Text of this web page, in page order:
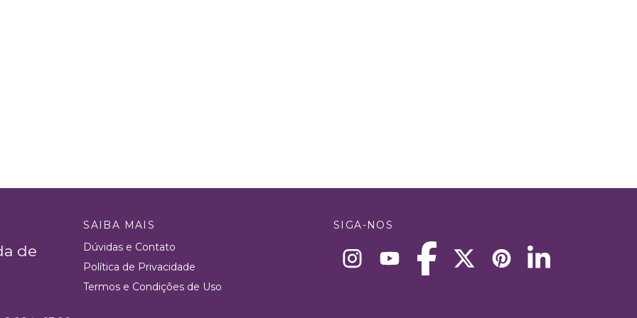
de
SAIBA MAIS
Dúvidas e Contato
Política de Privacidade
Termos e Condições de Uso
SIGA-NOS